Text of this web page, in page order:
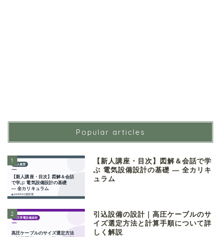
Popular articles
1
【新人講座・目次】図解＆会話で学
ぶ 電気設備設計の基礎 ― 全カリキ
ュラム
2
引込設備の設計｜高圧ケーブルのサ
イズ選定方法と計算手順について詳
しく解説